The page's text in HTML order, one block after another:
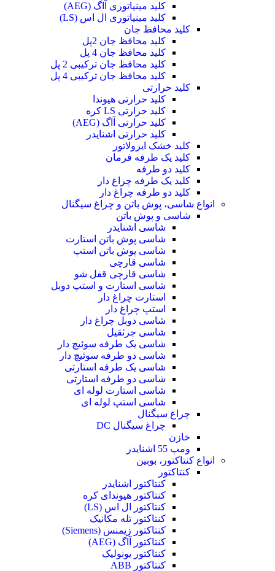
کلید مینیاتوری آاگ (AEG)
کلید مینیاتوری ال اس (LS)
کلید محافظ جان
کلید محافظ جان 2پل
کلید محافظ جان 4 پل
کلید محافظ جان ترکیبی 2 پل
کلید محافظ جان ترکیبی 4 پل
کلید حرارتی
کلید حرارتی هیوندا
کلید حرارتی LS کره
کلید حرارتی آاگ (AEG)
کلید حرارتی اشنایدر
کلید خشک ایزولاتور
کلید یک طرفه فرمان
کلید دو طرفه
کلید یک طرفه چراغ دار
کلید دو طرفه چراغ دار
انواع شاسی، پوش باتن و چراغ سیگنال
شاسی و پوش باتن
شاسی اشنایدر
شاسی پوش باتن استارت
شاسی پوش باتن استپ
شاسی قارچی
شاسی قارچی قفل شو
شاسی استارت و استپ دوبل
استارت چراغ دار
استپ چراغ دار
شاسی دوبل چراغ دار
شاسی جرثقیل
شاسی یک طرفه سوئیچ دار
شاسی دو طرفه سوئیچ دار
شاسی یک طرفه استارتی
شاسی دو طرفه استارتی
شاسی استارت لوله ای
شاسی استپ لوله ای
چراغ سیگنال
چراغ سیگنال DC
خازن
ومپ 55 اشنایدر
انواع کنتاکتور، بوبین
کنتاکتور
کنتاکتور اشنایدر
کنتاکتور هیوندای کره
کنتاکتور ال اس (LS)
کنتاکتور تله مکانیک
کنتاکتور زیمنس (Siemens)
کنتاکتور آاگ (AEG)
کنتاکتور یونولیک
کنتاکتور ABB